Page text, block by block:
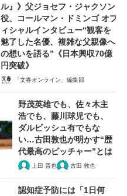
ル』》父ジョセフ・ジャクソン
役、コールマン・ドミンゴ オフ
ィシャルインタビュー“観客を
魅了した名優、複雑な父親像へ
の想いを語る”《日本興収70億
円突破》
「文春オンライン」編集部
野茂英雄でも、佐々木主
浩でも、藤川球児でも、
ダルビッシュ有でもな
い…古田敦也が明かす“歴
代最高のピッチャー”とは
上田 晋也 古田 敦也
認知症予防には「1日何